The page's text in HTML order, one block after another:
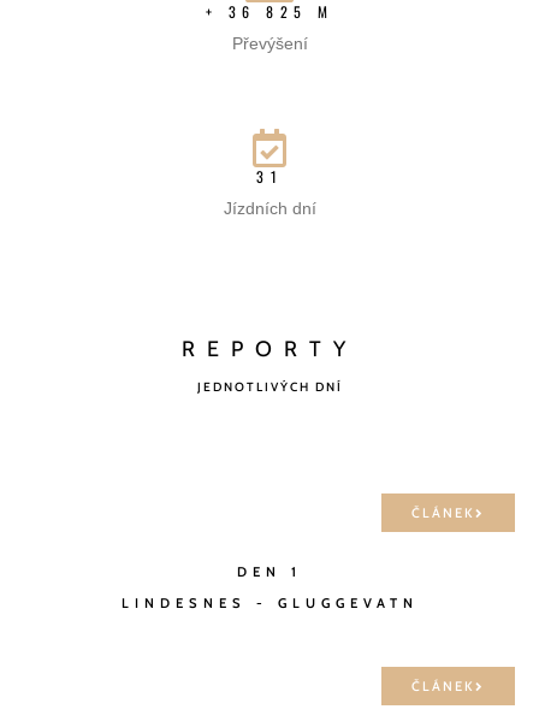
+ 36 825 M
Převýšení
31
Jízdních dní
REPORTY
JEDNOTLIVÝCH DNÍ
ČLÁNEK
DEN 1
LINDESNES - GLUGGEVATN
ČLÁNEK